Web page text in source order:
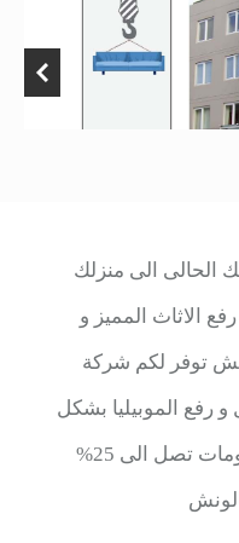
الحالى الى منزلك
الاثاث المميز و
توفر لكم شركة
رفع الموبيليا بشكل
دقيق و آمن و بسعر رخيص خصومات تصل الى 25%